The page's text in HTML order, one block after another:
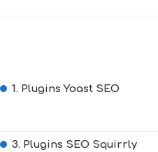
1. Plugins Yoast SEO
3. Plugins SEO Squirrly